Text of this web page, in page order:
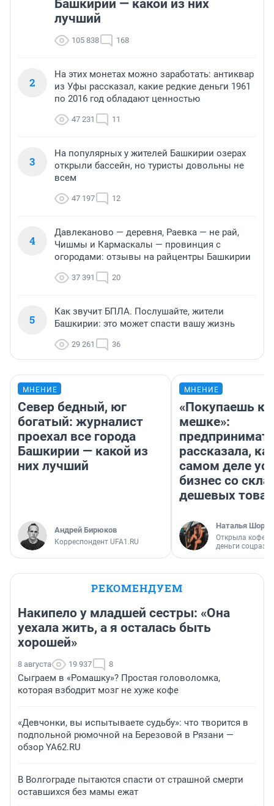
ноябре подобный анализ показал 58%
Башкирии — какой из них
лучший
105 838 168
2
На этих монетах можно заработать: антиквар
из Уфы рассказал, какие редкие деньги 1961
по 2016 год обладают ценностью
47 231 11
3
На популярных у жителей Башкирии озерах
открыли бассейн, но туристы довольны не
всем
47 197 12
4
Давлеканово — деревня, Раевка — не рай,
Чишмы и Кармаскалы — провинция с
огородами: отзывы на райцентры Башкирии
37 391 20
5
Как звучит БПЛА. Послушайте, жители
Башкирии: это может спасти вашу жизнь
29 261 36
МНЕНИЕ
Север бедный, юг
богатый: журналист
проехал все города
Башкирии — какой из
них лучший
Андрей Бирюков
Корреспондент UFA1.RU
МНЕНИЕ
«Покупаешь
мешке»:
рассказала,
самом деле
бизнес со
дешевых
Наталья
Открыла
деньги
РЕКОМЕНДУЕМ
Накипело у младшей сестры: «Она
уехала жить, а я осталась быть
хорошей»
8 августа 19 937 8
Сыграем в «Ромашку»? Простая головоломка,
которая взбодрит мозг не хуже кофе
«Девчонки, вы испытываете судьбу»: что творится в
подпольной рюмочной на Березовой в Рязани —
обзор YA62.RU
В Волгограде пытаются спасти от страшной смерти
оставшихся без мамы ежат